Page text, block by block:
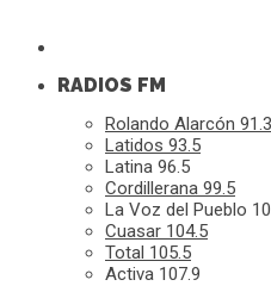
RADIOS FM
Rolando Alarcón 91.3
Latidos 93.5
Latina 96.5
Cordillerana 99.5
La Voz del Pueblo
Cuasar 104.5
Total 105.5
Activa 107.9